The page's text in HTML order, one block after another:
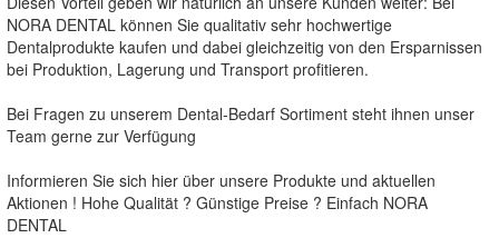
NORA DENTAL können Sie qualitativ sehr hochwertige
Dentalprodukte kaufen und dabei gleichzeitig von den Ersparnissen
bei Produktion, Lagerung und Transport profitieren.
Bei Fragen zu unserem Dental-Bedarf Sortiment steht ihnen unser
Team gerne zur Verfügung
Informieren Sie sich hier über unsere Produkte und aktuellen
Aktionen ! Hohe Qualität ? Günstige Preise ? Einfach NORA
DENTAL